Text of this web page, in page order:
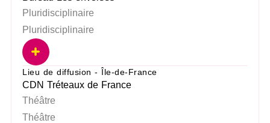
Pluridisciplinaire
Pluridisciplinaire
Lieu de diffusion - Île-de-France
CDN Tréteaux de France
Théâtre
Théâtre